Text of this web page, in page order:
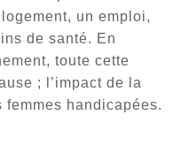
un emploi,
de santé. En
toute cette
; l’impact de la
handicapées.